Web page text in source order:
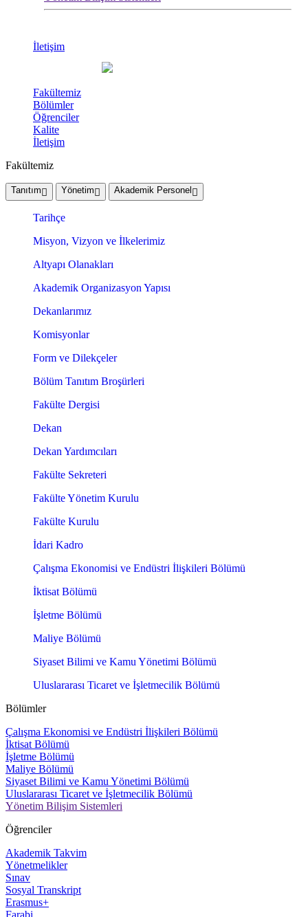
İletişim
Fakültemiz
Bölümler
Öğrenciler
Kalite
İletişim
Fakültemiz
Tanıtım Yönetim Akademik Personel
Tarihçe
Misyon, Vizyon ve İlkelerimiz
Altyapı Olanakları
Akademik Organizasyon Yapısı
Dekanlarımız
Komisyonlar
Form ve Dilekçeler
Bölüm Tanıtım Broşürleri
Fakülte Dergisi
Dekan
Dekan Yardımcıları
Fakülte Sekreteri
Fakülte Yönetim Kurulu
Fakülte Kurulu
İdari Kadro
Çalışma Ekonomisi ve Endüstri İlişkileri Bölümü
İktisat Bölümü
İşletme Bölümü
Maliye Bölümü
Siyaset Bilimi ve Kamu Yönetimi Bölümü
Uluslararası Ticaret ve İşletmecilik Bölümü
Bölümler
Çalışma Ekonomisi ve Endüstri İlişkileri Bölümü
İktisat Bölümü
İşletme Bölümü
Maliye Bölümü
Siyaset Bilimi ve Kamu Yönetimi Bölümü
Uluslararası Ticaret ve İşletmecilik Bölümü
Yönetim Bilişim Sistemleri
Öğrenciler
Akademik Takvim
Yönetmelikler
Sınav
Sosyal Transkript
Erasmus+